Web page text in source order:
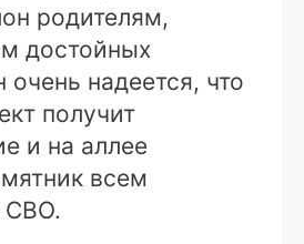
родителям,
достойных
надеется, что
получит
и на аллее
всем
СВО.